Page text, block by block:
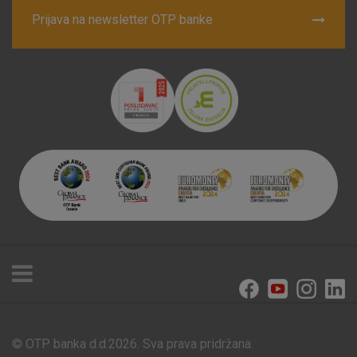
Prijava na newsletter OTP banke
Poslovnice i bankomati
© OTP banka d.d.2026. Sva prava pridržana.